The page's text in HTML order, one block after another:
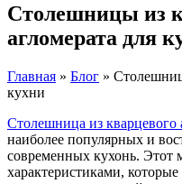
Столешницы из
агломерата для
Главная » Блог »
кухни
Столешница из кварцевого
наиболее популярных и
современных кухонь. Этот
характеристиками,